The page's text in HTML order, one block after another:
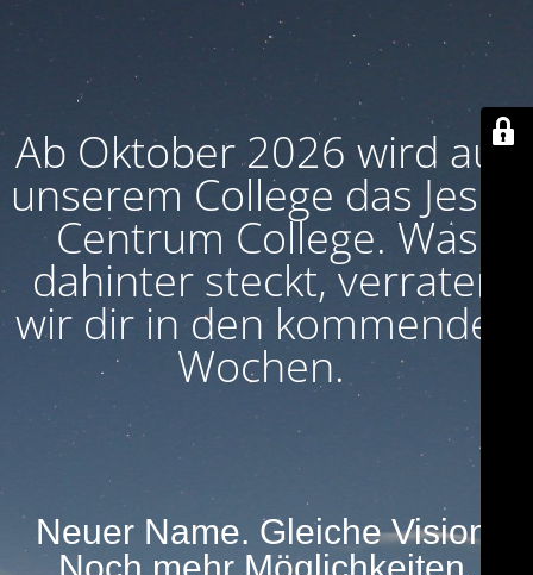
Ab Oktober 2026 wird aus
unserem College das Jesus
Centrum College. Was
dahinter steckt, verraten
wir dir in den kommenden
Wochen.
Neuer Name. Gleiche Vision.